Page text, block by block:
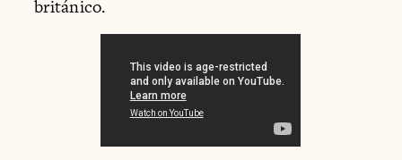
británico.